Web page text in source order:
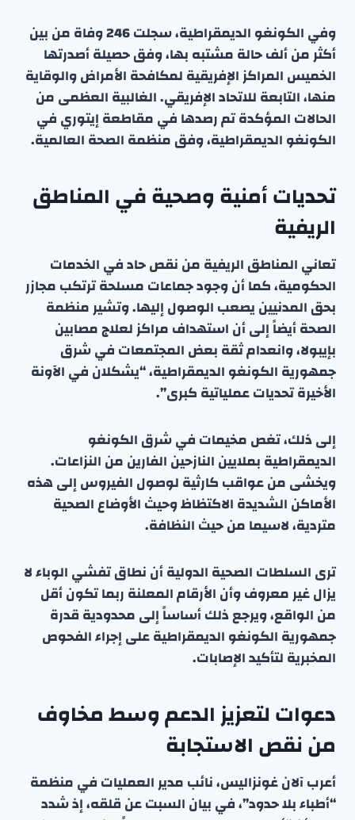
وفي الكونغو الديمقراطية، سجلت 246 وفاة من بين
أكثر من ألف حالة مشتبه بها، وفق حصيلة أصدرتها
الخميس المراكز الإفريقية لمكافحة الأمراض والوقاية
منها، التابعة للاتحاد الإفريقي. الغالبية العظمى من
الحالات المؤكدة تم رصدها في مقاطعة إيتوري في
الكونغو الديمقراطية، وفق منظمة الصحة العالمية.
تحديات أمنية وصحية في المناطق
الريفية
تعاني المناطق الريفية من نقص حاد في الخدمات
الحكومية، كما أن وجود جماعات مسلحة ترتكب مجازر
بحق المدنيين يصعب الوصول إليها. وتشير منظمة
الصحة أيضاً إلى أن استهداف مراكز لعلاج مصابين
بإيبولا، وانعدام ثقة بعض المجتمعات في شرق
جمهورية الكونغو الديمقراطية، “يشكلان في الآونة
الأخيرة تحديات عملياتية كبرى”.
إلى ذلك، تغص مخيمات في شرق الكونغو
الديمقراطية بملايين النازحين الفارين من النزاعات.
ويخشى من عواقب كارثية لوصول الفيروس إلى هذه
الأماكن الشديدة الاكتظاظ وحيث الأوضاع الصحية
متردية، لاسيما من حيث النظافة.
ترى السلطات الصحية الدولية أن نطاق تفشي الوباء لا
يزال غير معروف وأن الأرقام المعلنة ربما تكون أقل
من الواقع، ويرجع ذلك أساساً إلى محدودية قدرة
جمهورية الكونغو الديمقراطية على إجراء الفحوص
المخبرية لتأكيد الإصابات.
دعوات لتعزيز الدعم وسط مخاوف
من نقص الاستجابة
أعرب آلان غونزاليس، نائب مدير العمليات في منظمة
“أطباء بلا حدود”، في بيان السبت عن قلقه، إذ شدد